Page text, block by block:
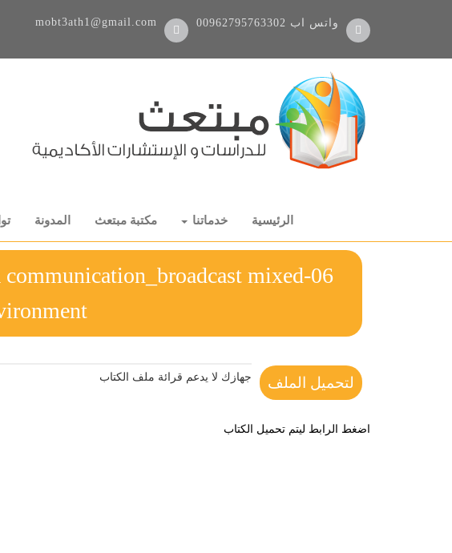
00962795763302 واتس اب mobt3ath1@gmail.com
الرئيسية خدماتنا مكتبة مبتعث المدونة
communication_broadcast mixed
لتحميل الملف جهازك لا يدعم قرائة ملف الكتاب
اضغط الرابط ليتم تحميل الكتاب